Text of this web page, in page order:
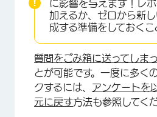
に影響を与えます！レ
加えるか、ゼロから新
成する準備をしておくこ
質問をごみ箱に送ってしま
とが可能です。一度に多く
クするには、 アンケートを
元に戻す方法も参照してく